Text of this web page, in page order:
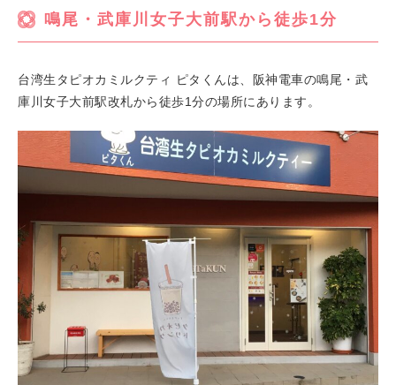
鳴尾・武庫川女子大前駅から徒歩1分
台湾生タピオカミルクティ ピタくんは、阪神電車の鳴尾・武
庫川女子大前駅改札から徒歩1分の場所にあります。